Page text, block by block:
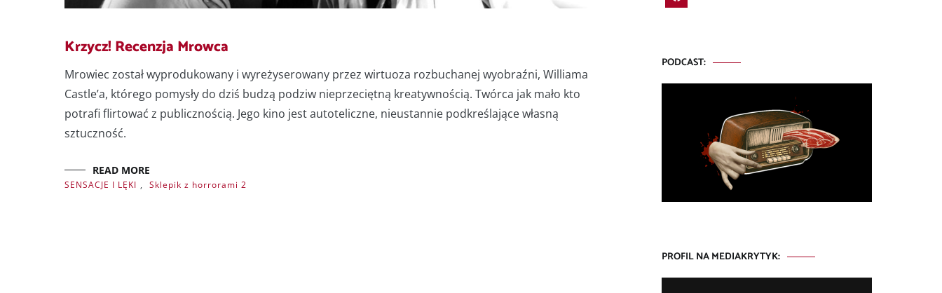
Krzycz! Recenzja Mrowca
Mrowiec został wyprodukowany i wyreżyserowany przez wirtuoza rozbuchanej wyobraźni, Williama
Castle’a, którego pomysły do dziś budzą podziw nieprzeciętną kreatywnością. Twórca jak mało kto
potrafi flirtować z publicznością. Jego kino jest autoteliczne, nieustannie podkreślające własną
sztuczność.
READ MORE
SENSACJE I LĘKI , Sklepik z horrorami 2
PODCAST:
PROFIL NA MEDIAKRYTYK: